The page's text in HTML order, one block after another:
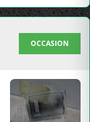
OCCASION